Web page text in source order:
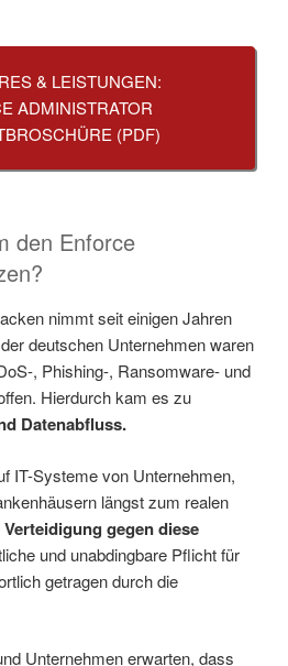
& LEISTUNGEN:
ADMINISTRATOR
(PDF)
den Enforce
nimmt seit einigen Jahren
deutschen Unternehmen waren
, Phishing-, Ransomware- und
Hierdurch kam es zu
Datenabfluss.
IT-Systeme von Unternehmen,
längst zum realen
Verteidigung gegen diese
und unabdingbare Pflicht für
getragen durch die
Unternehmen erwarten, dass